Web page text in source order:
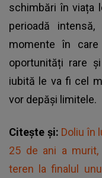
schimbări în viața
perioadă
momente în
oportunități rare
iubită le va fi cel
vor depăși limitele.
Citește și: Doliu în
25 de ani a
teren la finalul